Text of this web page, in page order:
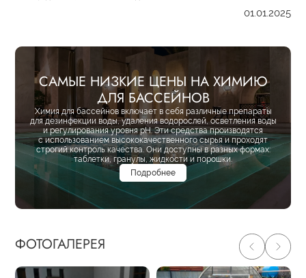
01.01.2025
САМЫЕ НИЗКИЕ ЦЕНЫ НА ХИМИЮ
ДЛЯ БАССЕЙНОВ
Химия для бассейнов включает в себя различные препараты
для дезинфекции воды, удаления водорослей, осветления воды
и регулирования уровня pH. Эти средства производятся
с использованием высококачественного сырья и проходят
строгий контроль качества. Они доступны в разных формах:
таблетки, гранулы, жидкости и порошки.
Подробнее
ФОТОГАЛЕРЕЯ